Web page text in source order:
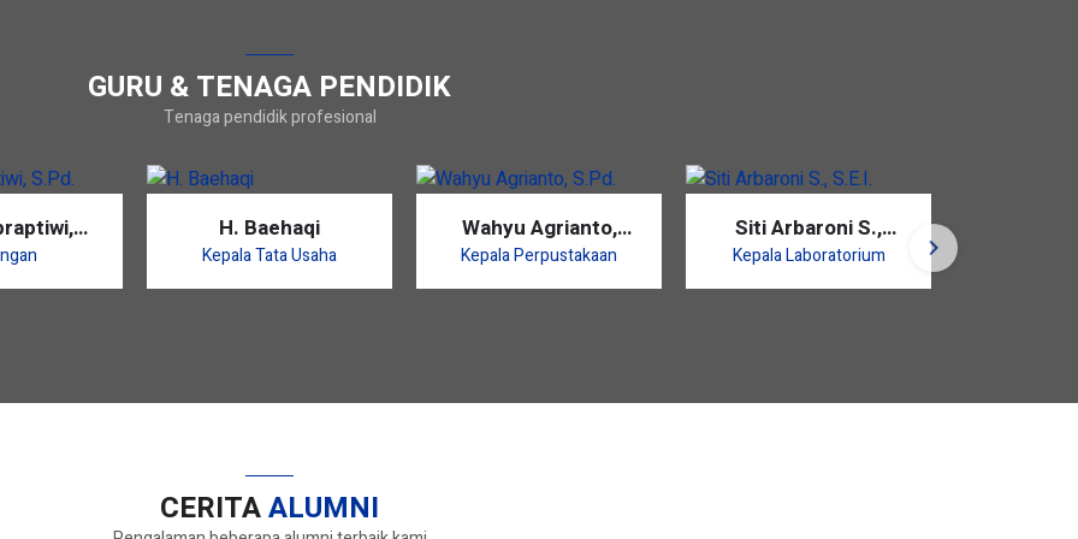
GURU & TENAGA PENDIDIK
Tenaga pendidik profesional
H. Baehaqi
Kepala Tata Usaha
Wahyu Agrianto,
S.Pd.
Kepala Perpustakaan
Siti Arbaroni S.,
S.E.I.
Kepala Laboratorium
CERITAALUMNI